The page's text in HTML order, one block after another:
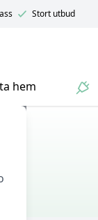
Stort utbud
hem